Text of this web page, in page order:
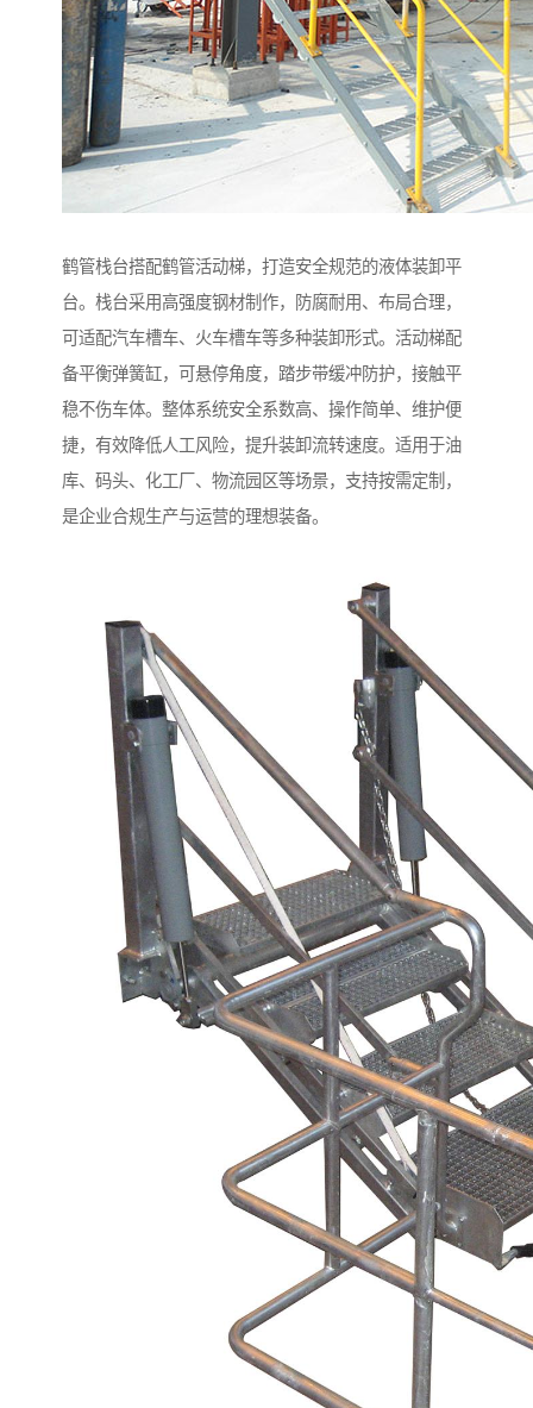
鹤管栈台搭配鹤管活动梯，打造安全规范的液体装卸平
台。栈台采用高强度钢材制作，防腐耐用、布局合理，
可适配汽车槽车、火车槽车等多种装卸形式。活动梯配
备平衡弹簧缸，可悬停角度，踏步带缓冲防护，接触平
稳不伤车体。整体系统安全系数高、操作简单、维护便
捷，有效降低人工风险，提升装卸流转速度。适用于油
库、码头、化工厂、物流园区等场景，支持按需定制，
是企业合规生产与运营的理想装备。